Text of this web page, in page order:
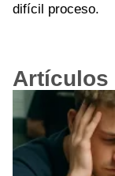
difícil proceso.
Artículos